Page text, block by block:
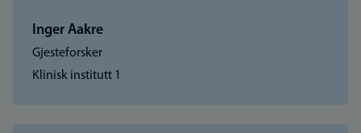
Inger Aakre
Gjesteforsker
Klinisk institutt 1